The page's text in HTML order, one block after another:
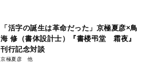
「活字の誕生は革命だった」京極夏彦×鳥
海 修（書体設計士）『書楼弔堂 霜夜』
刊行記念対談
京極夏彦